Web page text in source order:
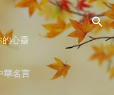
心靈
華名言